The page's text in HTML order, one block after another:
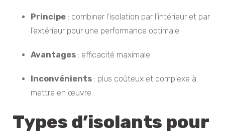
Principe : combiner l’isolation par l’intérieur et par
l’extérieur pour une performance optimale.
Avantages : efficacité maximale.
Inconvénients : plus coûteux et complexe à
mettre en œuvre.
Types d’isolants pour